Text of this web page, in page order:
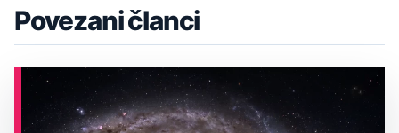
Povezani članci